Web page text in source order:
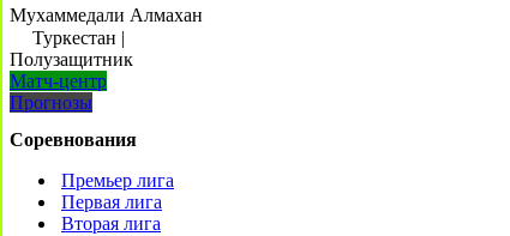
Мухаммедали Алмахан
Туркестан |
Полузащитник
Матч-центр
Прогнозы
Соревнования
Премьер лига
Первая лига
Вторая лига